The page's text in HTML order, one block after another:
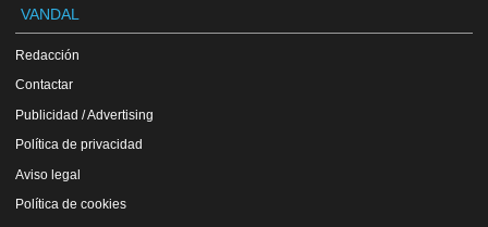
VANDAL
Redacción
Contactar
Publicidad / Advertising
Política de privacidad
Aviso legal
Política de cookies